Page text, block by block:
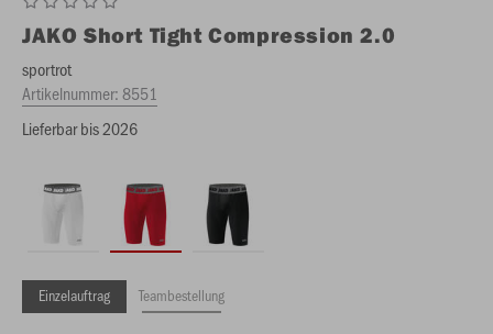
JAKO Short Tight Compression 2.0
sportrot
Artikelnummer:8551
Lieferbar bis 2026
Einzelauftrag Teambestellung